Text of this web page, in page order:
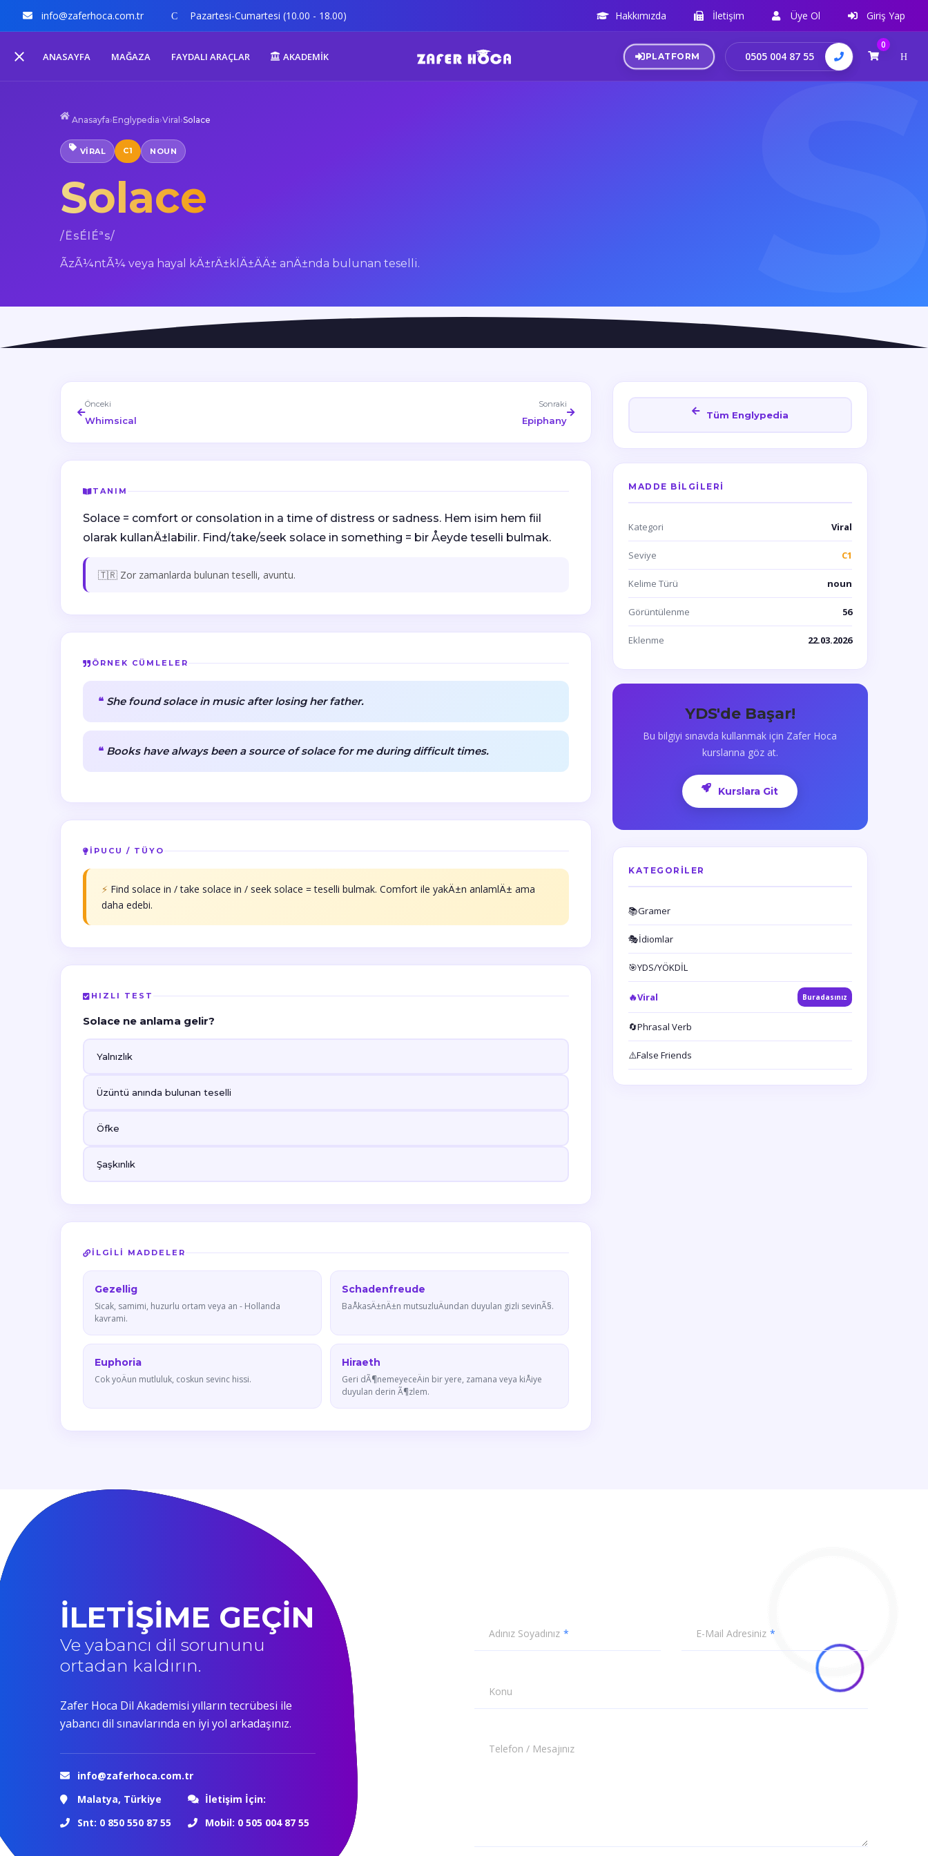
info@zaferhoca.com.tr Pazartesi-Cumartesi (10.00 - 18.00) Hakkımızda İletişim Üye Ol Giriş Yap
ANASAYFA MAĞAZA FAYDALI ARAÇLAR AKADEMİK PLATFORM 0505 004 87 55
0
Anasayfa›Englypedia›Viral ›Solace
VIRAL C1 NOUN
Solace
/ËsÉlÉªs/
ÃzÃ¼ntÃ¼ veya hayal kÄ±rÄ±klÄ±ÄÄ± anÄ±nda bulunan teselli.
Önceki
Whimsical
Sonraki
Epiphany
TANIM
Solace = comfort or consolation in a time of distress or sadness. Hem isim hem fiil
olarak kullanÄ±labilir. Find/take/seek solace in something = bir Åeyde teselli bulmak.
🇹🇷 Zor zamanlarda bulunan teselli, avuntu.
ÖRNEK CÜMLELER
She found solace in music after losing her father.
Books have always been a source of solace for me during difficult times.
İPUCU / TÜYO
⚡ Find solace in / take solace in / seek solace = teselli bulmak. Comfort ile yakÄ±n anlamlÄ± ama
daha edebi.
HIZLI TEST
Solace ne anlama gelir?
Yalnızlık
Üzüntü anında bulunan teselli
Öfke
Şaşkınlık
İLGILI MADDELER
Gezellig
Sicak, samimi, huzurlu ortam veya an - Hollanda
kavrami.
Schadenfreude
BaÅkasÄ±nÄ±n mutsuzluÄundan duyulan gizli sevinÃ§.
Euphoria
Cok yoÄun mutluluk, coskun sevinc hissi.
Hiraeth
Geri dÃ¶nemeyeceÄin bir yere, zamana veya kiÅiye
duyulan derin Ã¶zlem.
Tüm Englypedia
MADDE BILGILERI
Kategori Viral
Seviye C1
Kelime Türü noun
Görüntülenme 56
Eklenme 22.03.2026
YDS'de Başar!
Bu bilgiyi sınavda kullanmak için Zafer Hoca
kurslarına göz at.
Kurslara Git
KATEGORILER
📚Gramer
🎭İdiomlar
🎯YDS/YÖKDİL
🔥Viral Buradasınız
🔄Phrasal Verb
⚠️False Friends
İLETİŞİME GEÇİN
Ve yabancı dil sorununu
ortadan kaldırın.
Zafer Hoca Dil Akademisi yılların tecrübesi ile
yabancı dil sınavlarında en iyi yol arkadaşınız.
info@zaferhoca.com.tr
Malatya, Türkiye
İletişim İçin:
Snt: 0 850 550 87 55
Mobil: 0 505 004 87 55
Adınız Soyadınız E-Mail Adresiniz
Konu
Telefon / Mesajınız